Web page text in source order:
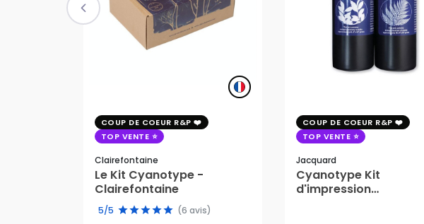
COUP DE COEUR R&P
TOP VENTE
Clairefontaine
Le Kit Cyanotype -
Clairefontaine
5/5 (6 avis)
COUP DE COEUR R&P
TOP VENTE
Jacquard
Cyanotype Kit
d'impression